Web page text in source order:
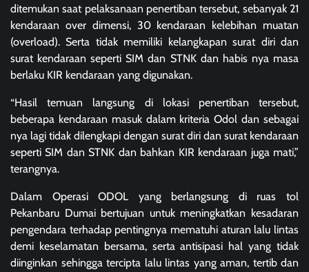
ditemukan saat pelaksanaan penertiban tersebut, sebanyak 21
kendaraan over dimensi, 30 kendaraan kelebihan muatan
(overload). Serta tidak memiliki kelangkapan surat diri dan
surat kendaraan seperti SIM dan STNK dan habis nya masa
berlaku KIR kendaraan yang digunakan.
“Hasil temuan langsung di lokasi penertiban tersebut,
beberapa kendaraan masuk dalam kriteria Odol dan sebagai
nya lagi tidak dilengkapi dengan surat diri dan surat kendaraan
seperti SIM dan STNK dan bahkan KIR kendaraan juga mati,”
terangnya.
Dalam Operasi ODOL yang berlangsung di ruas tol
Pekanbaru Dumai bertujuan untuk meningkatkan kesadaran
pengendara terhadap pentingnya mematuhi aturan lalu lintas
demi keselamatan bersama, serta antisipasi hal yang tidak
diinginkan sehingga tercipta lalu lintas yang aman, tertib dan